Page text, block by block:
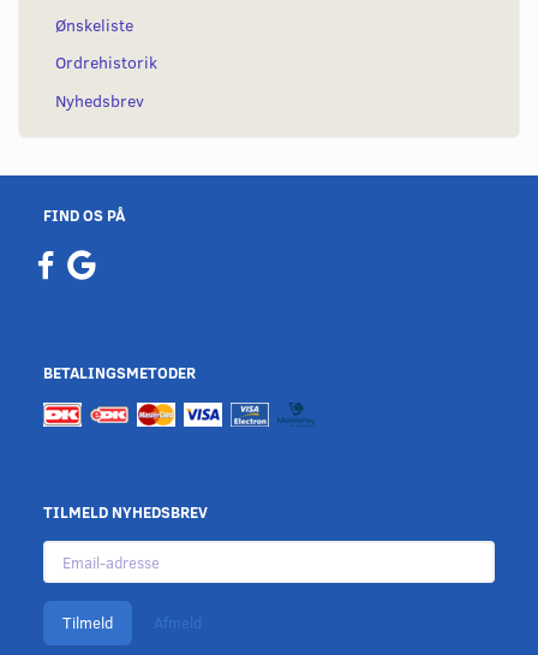
Ønskeliste
Ordrehistorik
Nyhedsbrev
FIND OS PÅ
BETALINGSMETODER
TILMELD NYHEDSBREV
Email-
adresse
Tilmeld Afmeld